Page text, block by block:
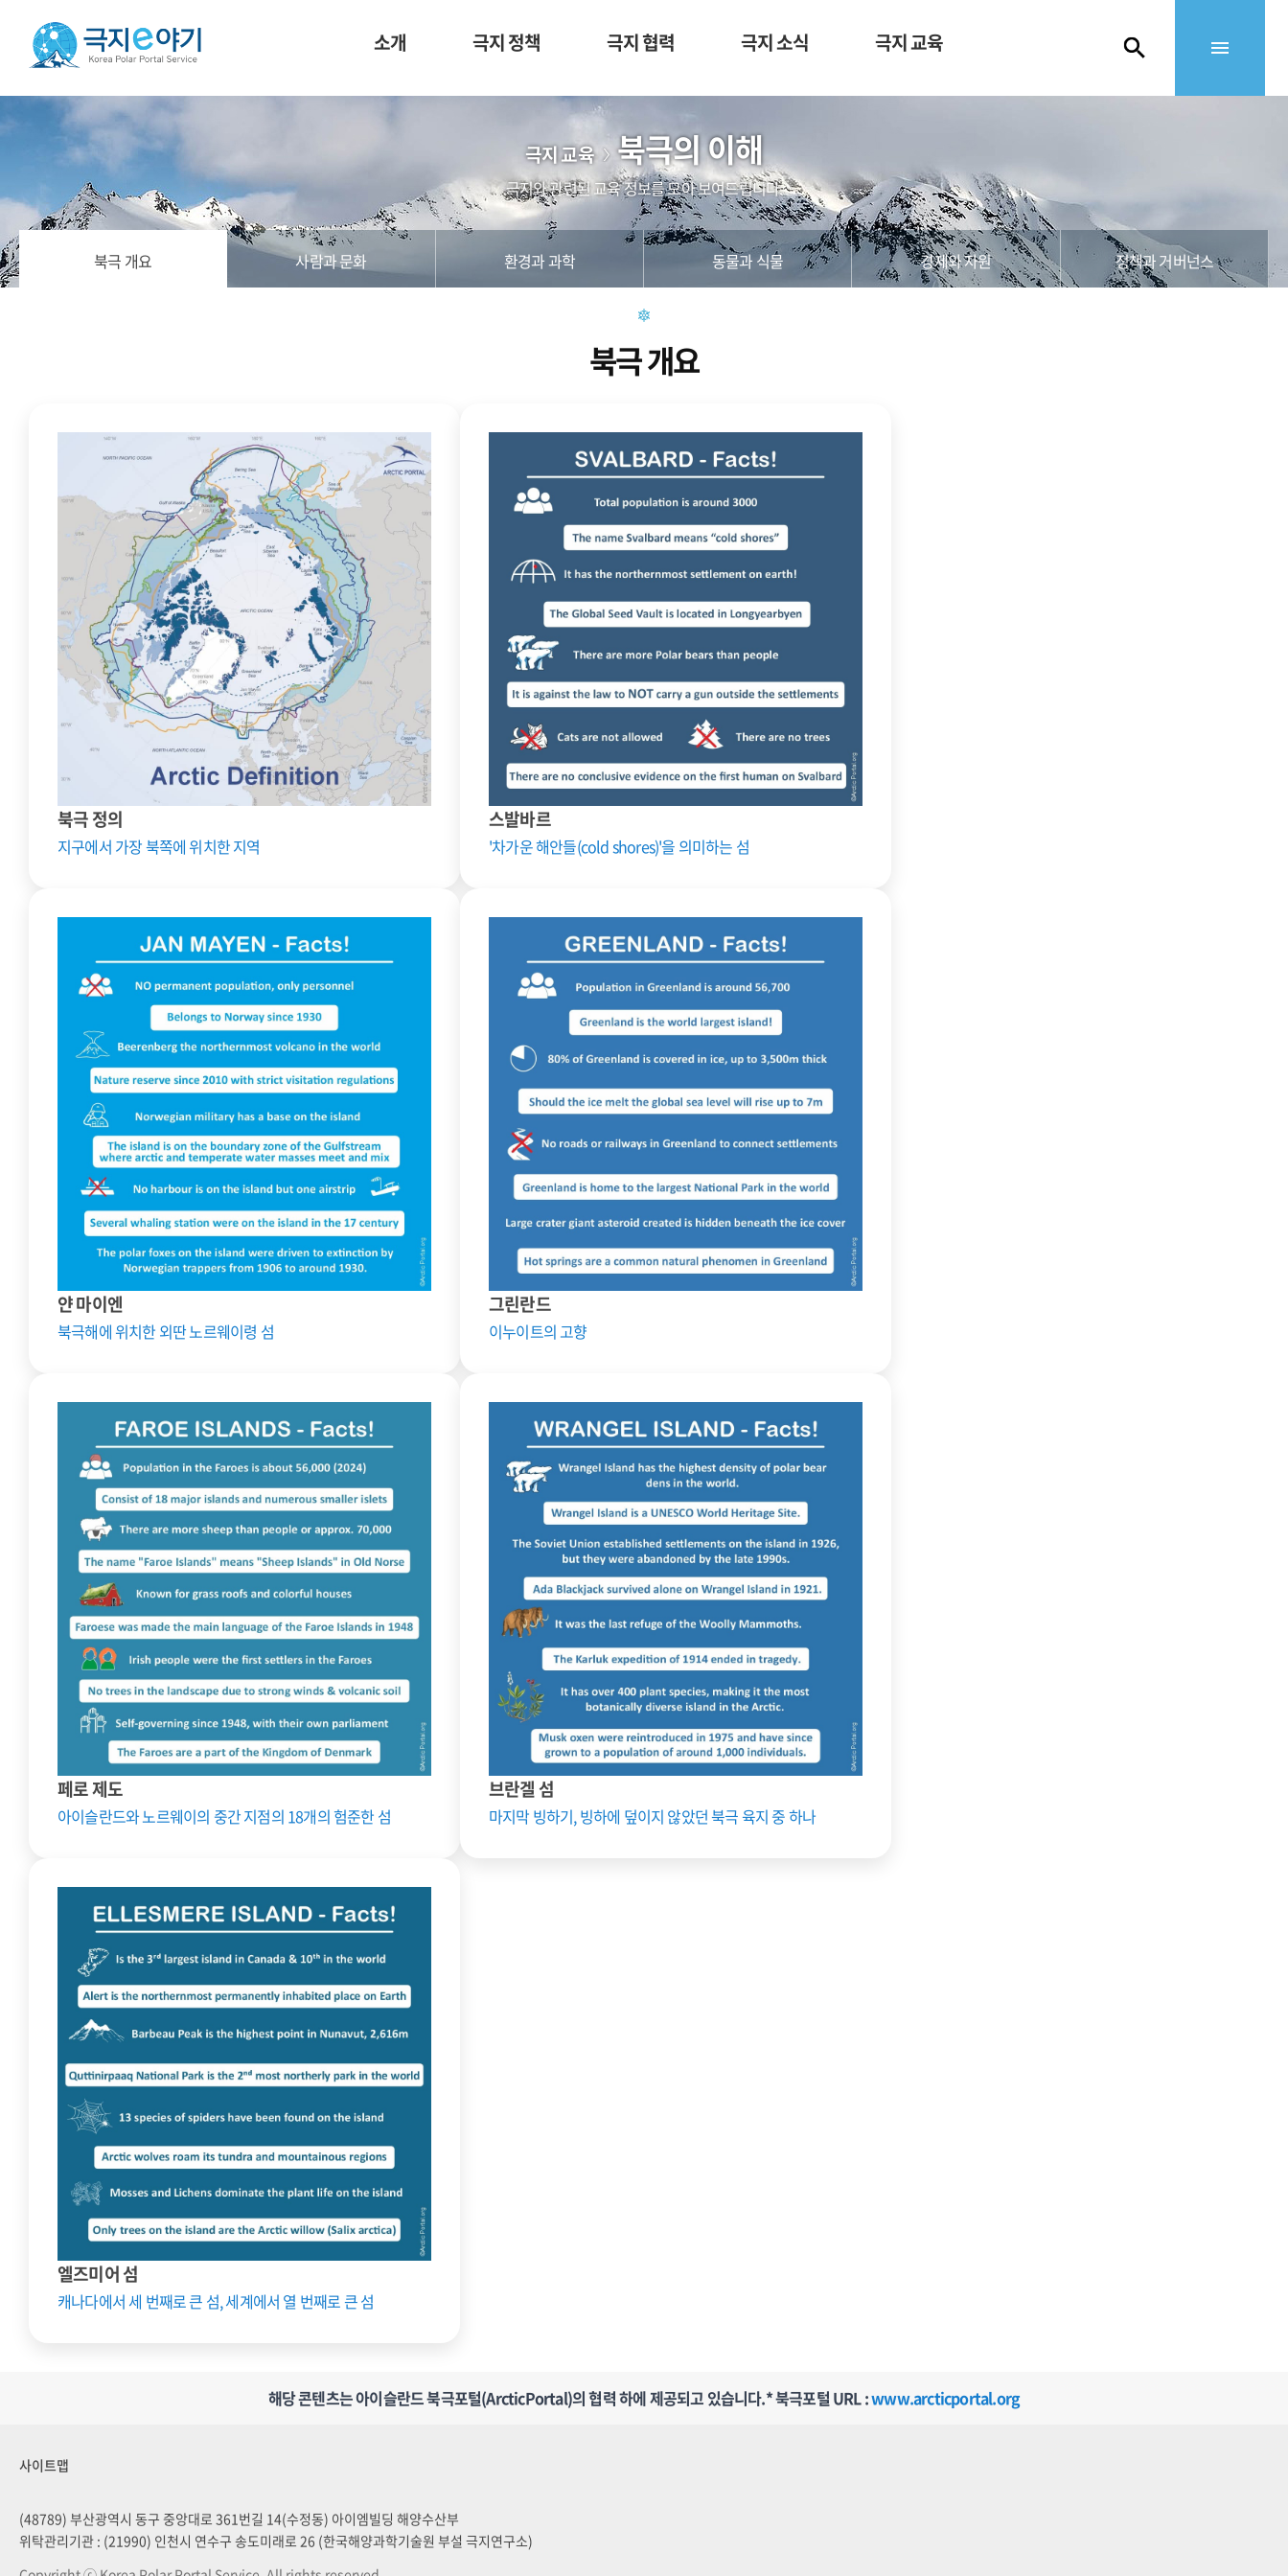
소개 극지 정책 극지 협력 극지 소식 극지 교육
극지 교육 북극의 이해
극지와 관련된 교육 정보를 모아 보여드립니다.
북극 개요 사람과 문화 환경과 과학 동물과 식물 경제와 자원 정책과 거버넌스
북극 개요
북극 정의
지구에서 가장 북쪽에 위치한 지역
스발바르
'차가운 해안들(cold shores)'을 의미하는 섬
얀 마이엔
북극해에 위치한 외딴 노르웨이령 섬
그린란드
이누이트의 고향
페로 제도
아이슬란드와 노르웨이의 중간 지점의 18개의 험준한 섬
브란겔 섬
마지막 빙하기, 빙하에 덮이지 않았던 북극 육지 중 하나
엘즈미어 섬
캐나다에서 세 번째로 큰 섬, 세계에서 열 번째로 큰 섬
해당 콘텐츠는 아이슬란드 북극포털(ArcticPortal)의 협력 하에 제공되고 있습니다.* 북극포털 URL :www.arcticportal.org
사이트맵
(48789) 부산광역시 동구 중앙대로 361번길 14(수정동) 아이엠빌딩 해양수산부
위탁관리기관 : (21990) 인천시 연수구 송도미래로 26 (한국해양과학기술원 부설 극지연구소)